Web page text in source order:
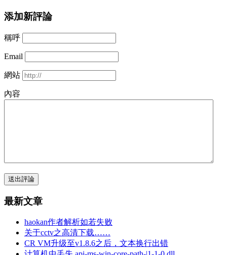
添加新評論
稱呼
Email
網站
內容
送出評論
最新文章
haokan作者解析如若失败
关于cctv之高清下载……
CR VM升级至v1.8.6之后，文本换行出错